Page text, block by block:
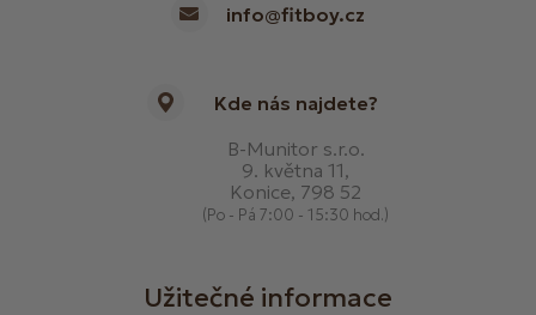
info@fitboy.cz
Kde nás najdete?
B-Munitor s.r.o.
9. května 11,
Konice, 798 52
(Po - Pá 7:00 - 15:30 hod.)
Užitečné informace